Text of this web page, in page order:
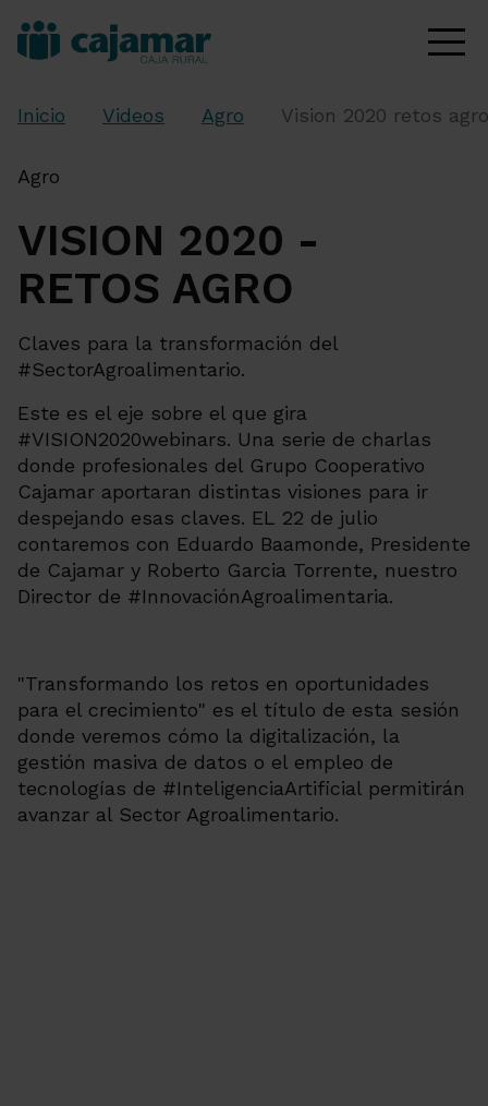
Inicio Videos Agro Vision 2020 retos agro
Agro
VISION 2020 -
RETOS AGRO
Claves para la transformación del
#SectorAgroalimentario.
Este es el eje sobre el que gira
#VISION2020webinars. Una serie de charlas
donde profesionales del Grupo Cooperativo
Cajamar aportaran distintas visiones para ir
despejando esas claves. EL 22 de julio
contaremos con Eduardo Baamonde, Presidente
de Cajamar y Roberto Garcia Torrente, nuestro
Director de #InnovaciónAgroalimentaria.
"Transformando los retos en oportunidades
para el crecimiento" es el título de esta sesión
donde veremos cómo la digitalización, la
gestión masiva de datos o el empleo de
tecnologías de #InteligenciaArtificial permitirán
avanzar al Sector Agroalimentario.